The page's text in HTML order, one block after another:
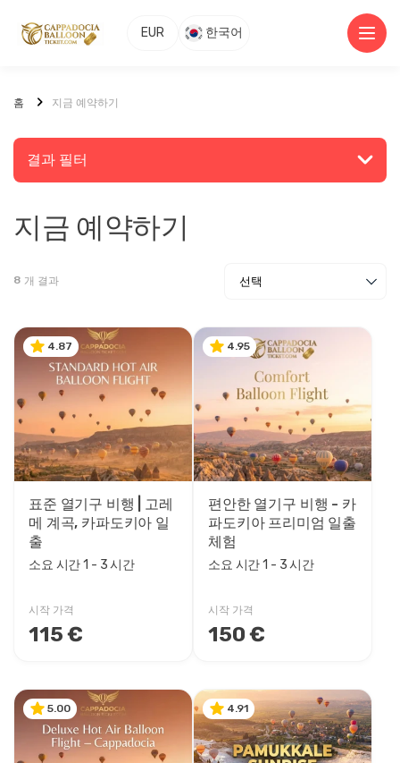
EUR 한국어
홈 지금 예약하기
결과 필터
장소 또는 활동 검색
탐색
가격대
0EUR 3461 EUR +
투어 소요 시간
1 - 3 시간
지금 예약하기
8 개 결과
4.87
표준 열기구 비행 | 고레
메 계곡, 카파도키아 일
출
소요 시간 1 - 3 시간
시작 가격
115 €
4.95
편안한 열기구 비행 - 카
파도키아 프리미엄 일출
체험
소요 시간 1 - 3 시간
시작 가격
150 €
5.00 4.91